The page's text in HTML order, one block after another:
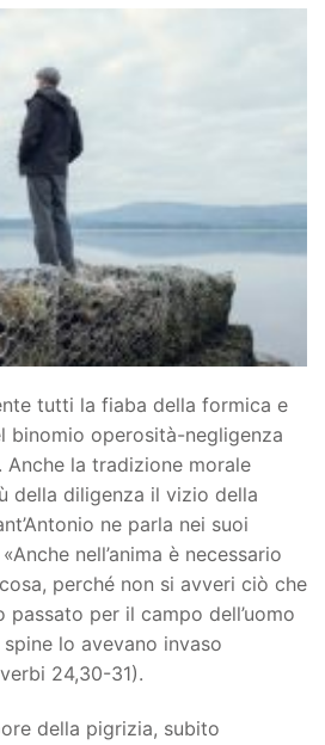
tutti la fiaba della formica e
binomio operosità-negligenza
Anche la tradizione morale
della diligenza il vizio della
ne parla nei suoi
nell’anima è necessario
perché non si avveri ciò che
passato per il campo dell’uomo
lo avevano invaso
24,30-31).
della pigrizia, subito